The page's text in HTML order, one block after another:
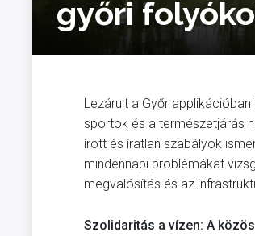
győri
Lezárult a Győr
sportok és a természetjárás
írott és íratlan szabályok
mindennapi problémákat
megvalósítás és az
Szolidaritás a vízen: A